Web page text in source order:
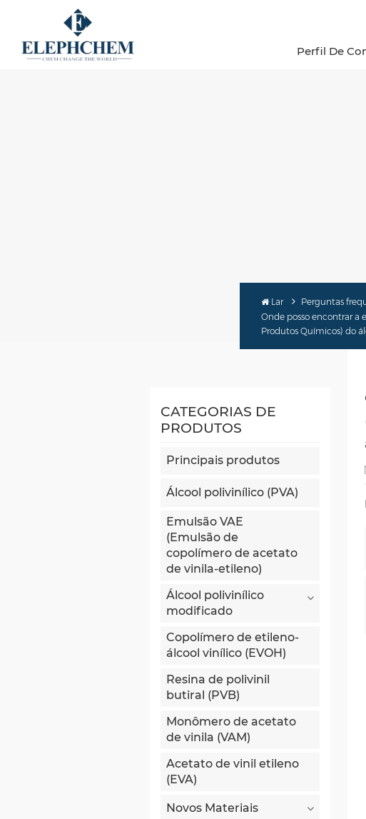
Perfil De
Lar
Perguntas
Onde posso encontrar a
Produtos Químicos) do
CATEGORIAS DE
PRODUTOS
Principais produtos
Álcool polivinílico (PVA)
Emulsão VAE
(Emulsão de
copolímero de acetato
de vinila-etileno)
Álcool polivinílico
modificado
Copolímero de etileno-
álcool vinílico (EVOH)
Resina de polivinil
butiral (PVB)
Monômero de acetato
de vinila (VAM)
Acetato de vinil etileno
(EVA)
Novos Materiais